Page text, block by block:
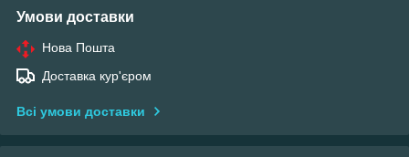
Умови доставки
Нова Пошта
Доставка кур'єром
Всі умови доставки